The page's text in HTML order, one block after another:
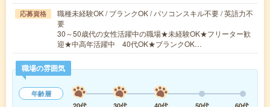
応募資格
職種未経験OK / ブランクOK / パソコンスキル不要 / 英語力不
要
30～50歳代の女性活躍中の職場★未経験OK★フリーター歓
迎★中高年活躍中 40代OK★ブランクOK…
職場の雰囲気
年齢層